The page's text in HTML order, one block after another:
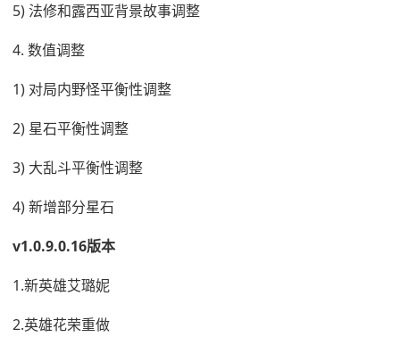
5) 法修和露西亚背景故事调整
4. 数值调整
1) 对局内野怪平衡性调整
2) 星石平衡性调整
3) 大乱斗平衡性调整
4) 新增部分星石
v1.0.9.0.16版本
1.新英雄艾璐妮
2.英雄花荣重做